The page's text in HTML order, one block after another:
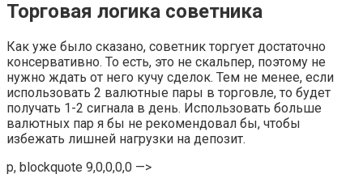
Торговая логика советника
Как уже было сказано, советник торгует достаточно
консервативно. То есть, это не скальпер, поэтому не
нужно ждать от него кучу сделок. Тем не менее, если
использовать 2 валютные пары в торговле, то будет
получать 1-2 сигнала в день. Использовать больше
валютных пар я бы не рекомендовал бы, чтобы
избежать лишней нагрузки на депозит.
p, blockquote 9,0,0,0,0 —>